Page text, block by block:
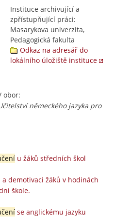
Instituce archivující a
zpřístupňující práci:
Masarykova univerzita,
Pedagogická fakulta
Odkaz na adresář do
lokálního úložiště instituce
obor:
německého jazyka pro
u žáků středních škol
demotivaci žáků v hodinách
škole.
se anglickému jazyku